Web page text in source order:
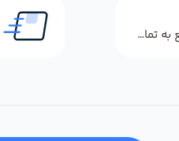
پاسخگویی سریع به تماس‌ها و پیام‌ها